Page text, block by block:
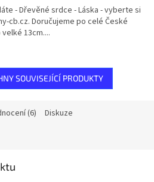
- Dřevěné srdce - Láska - vyberte si
cb.cz. Doručujeme po celé České
13cm....
SOUVISEJÍCÍ PRODUKTY
(6) Diskuze